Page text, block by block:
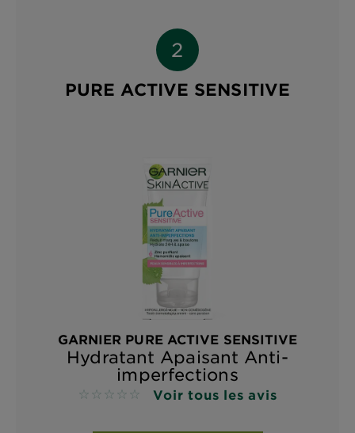
PURE ACTIVE SENSITIVE
GARNIER PURE ACTIVE SENSITIVE
Hydratant Apaisant Anti-
imperfections
No reviews Voir tous les avis